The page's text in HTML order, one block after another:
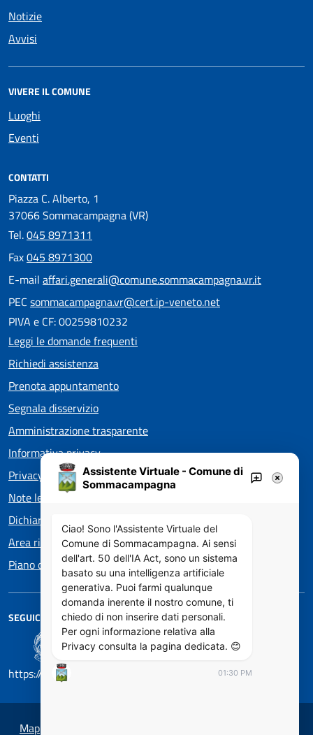
Notizie
Avvisi
VIVERE IL COMUNE
Luoghi
Eventi
CONTATTI
Piazza C. Alberto, 1
37066 Sommacampagna (VR)
Tel.045 8971311
Fax045 8971300
E-mail affari.generali@comune.sommacampagna.vr.it
PEC sommacampagna.vr@cert.ip-veneto.net
PIVA e CF: 00259810232
Leggi le domande frequenti
Richiedi assistenza
Prenota appuntamento
Segnala disservizio
Amministrazione trasparente
Informativa privacy
Privacy policy EOS
Note legali
Dichiarazione di accessibilità
Area riservata
Piano di Miglioramento dei servizi
SEGUICI SU
https://designers.italia.it/
Mappa del sito
Assistente Virtuale - Comune di
Sommacampagna
Ciao! Sono l'Assistente Virtuale del
Comune di Sommacampagna. Ai sensi
dell'art. 50 dell'IA Act, sono un sistema
basato su una intelligenza artificiale
generativa. Puoi farmi qualunque
domanda inerente il nostro comune, ti
chiedo di non inserire dati personali.
Per ogni informazione relativa alla
Privacy consulta la pagina dedicata. 😊
01:30 PM